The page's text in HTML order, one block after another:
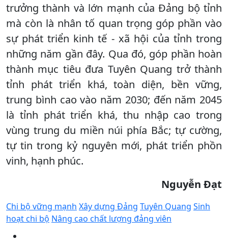
trưởng thành và lớn mạnh của Đảng bộ tỉnh
mà còn là nhân tố quan trọng góp phần vào
sự phát triển kinh tế - xã hội của tỉnh trong
những năm gần đây. Qua đó, góp phần hoàn
thành mục tiêu đưa Tuyên Quang trở thành
tỉnh phát triển khá, toàn diện, bền vững,
trung bình cao vào năm 2030; đến năm 2045
là tỉnh phát triển khá, thu nhập cao trong
vùng trung du miền núi phía Bắc; tự cường,
tự tin trong kỷ nguyên mới, phát triển phồn
vinh, hạnh phúc.
Nguyễn Đạt
Chi bộ vững mạnh Xây dựng Đảng Tuyên Quang Sinh
hoạt chi bộ Nâng cao chất lượng đảng viên